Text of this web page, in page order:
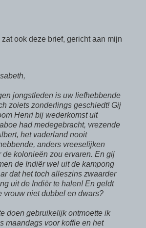
zat ook deze brief, gericht aan mijn
jongstleden is uw liefhebbende
zoiets zonderlings geschiedt! Gij
Henri bij wederkomst uit
had medegebracht, vrezende
het vaderland nooit
anders vreeselijken
de kolonieën zou ervaren. En gij
de Indiër wel uit de kampong
dat het toch alleszins zwaarder
uit de Indiër te halen! En geldt
vrouw niet dubbel en dwars?
doen gebruikelijk ontmoette ik
maandags voor koffie en het